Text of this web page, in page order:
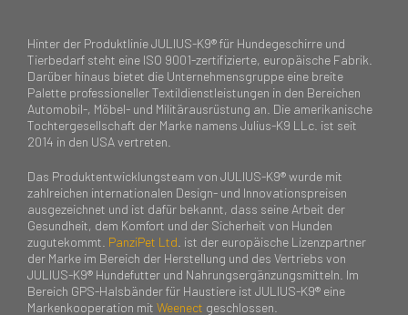
Hinter der Produktlinie JULIUS-K9® für Hundegeschirre und
Tierbedarf steht eine ISO 9001-zertifizierte, europäische Fabrik.
Darüber hinaus bietet die Unternehmensgruppe eine breite
Palette professioneller Textildienstleistungen in den Bereichen
Automobil-, Möbel- und Militärausrüstung an. Die amerikanische
Tochtergesellschaft der Marke namens Julius-K9 LLc. ist seit
2014 in den USA vertreten.
Das Produktentwicklungsteam von JULIUS-K9® wurde mit
zahlreichen internationalen Design- und Innovationspreisen
ausgezeichnet und ist dafür bekannt, dass seine Arbeit der
Gesundheit, dem Komfort und der Sicherheit von Hunden
zugutekommt. PanziPet Ltd . ist der europäische Lizenzpartner
der Marke im Bereich der Herstellung und des Vertriebs von
JULIUS-K9® Hundefutter und Nahrungsergänzungsmitteln. Im
Bereich GPS-Halsbänder für Haustiere ist JULIUS-K9® eine
Markenkooperation mit Weenect geschlossen.